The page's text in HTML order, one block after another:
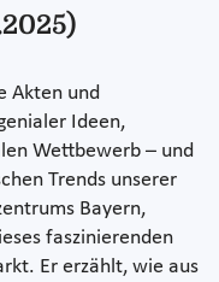
Akten und
Ideen,
Wettbewerb – und
Trends unserer
Bayern,
faszinierenden
Er erzählt, wie aus